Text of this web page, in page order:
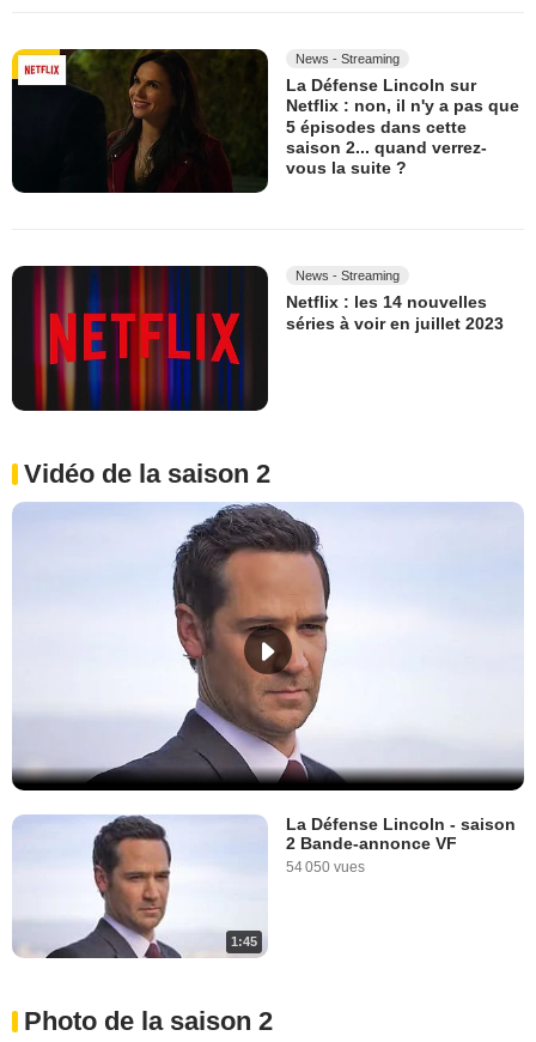
News - Streaming
La Défense Lincoln sur
Netflix : non, il n'y a pas que
5 épisodes dans cette
saison 2... quand verrez-
vous la suite ?
News - Streaming
Netflix : les 14 nouvelles
séries à voir en juillet 2023
Vidéo de la saison 2
1:45
La Défense Lincoln - saison
2 Bande-annonce VF
54 050 vues
Photo de la saison 2